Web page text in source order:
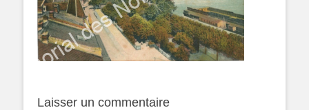
Laisser un commentaire